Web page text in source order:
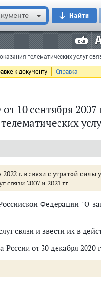
Найти
к документу Справка
10 сентября 2007
г. в связи с утратой
связи 2007 и 2021 гг.
Федерации "О
связи и ввести их в
России от 30 декабря 2020